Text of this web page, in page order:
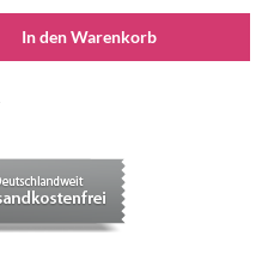
In den Warenkorb